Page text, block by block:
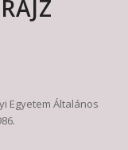
Egyetem Általános